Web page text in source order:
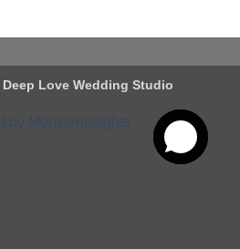
Deep Love Wedding Studio